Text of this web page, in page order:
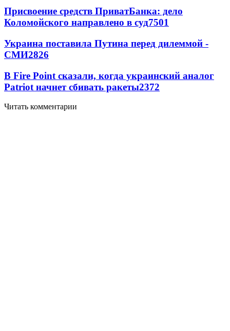
Присвоение средств ПриватБанка: дело
Коломойского направлено в суд7501
Украина поставила Путина перед дилеммой -
СМИ2826
В Fire Point сказали, когда украинский аналог
Patriot начнет сбивать ракеты2372
Читать комментарии